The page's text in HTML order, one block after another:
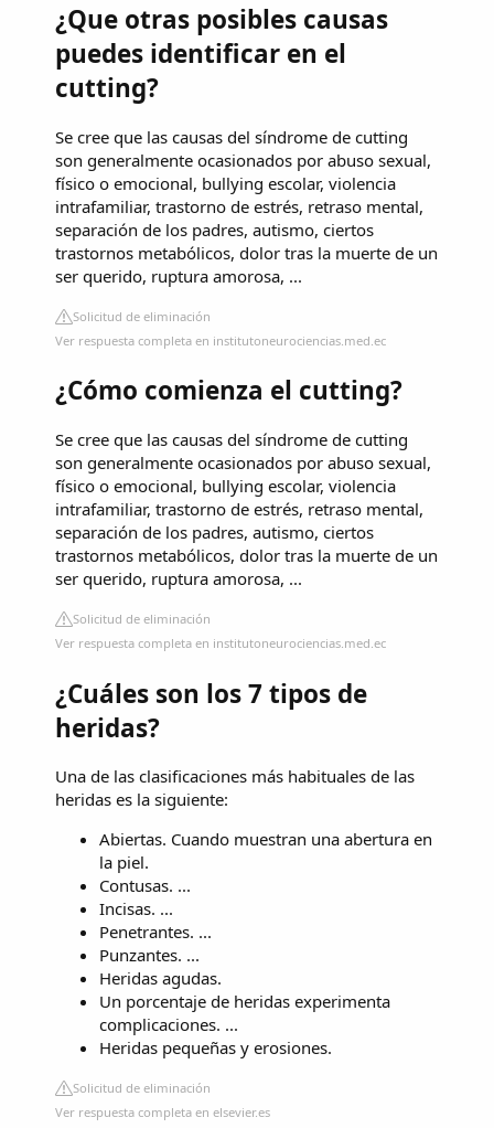
¿Que otras posibles causas
puedes identificar en el
cutting?
Se cree que las causas del síndrome de cutting
son generalmente ocasionados por abuso sexual,
físico o emocional, bullying escolar, violencia
intrafamiliar, trastorno de estrés, retraso mental,
separación de los padres, autismo, ciertos
trastornos metabólicos, dolor tras la muerte de un
ser querido, ruptura amorosa, ...
Solicitud de eliminación
Ver respuesta completa en institutoneurociencias.med.ec
¿Cómo comienza el cutting?
Se cree que las causas del síndrome de cutting
son generalmente ocasionados por abuso sexual,
físico o emocional, bullying escolar, violencia
intrafamiliar, trastorno de estrés, retraso mental,
separación de los padres, autismo, ciertos
trastornos metabólicos, dolor tras la muerte de un
ser querido, ruptura amorosa, ...
Solicitud de eliminación
Ver respuesta completa en institutoneurociencias.med.ec
¿Cuáles son los 7 tipos de
heridas?
Una de las clasificaciones más habituales de las
heridas es la siguiente:
Abiertas. Cuando muestran una abertura en
la piel.
Contusas. ...
Incisas. ...
Penetrantes. ...
Punzantes. ...
Heridas agudas.
Un porcentaje de heridas experimenta
complicaciones. ...
Heridas pequeñas y erosiones.
Solicitud de eliminación
Ver respuesta completa en elsevier.es